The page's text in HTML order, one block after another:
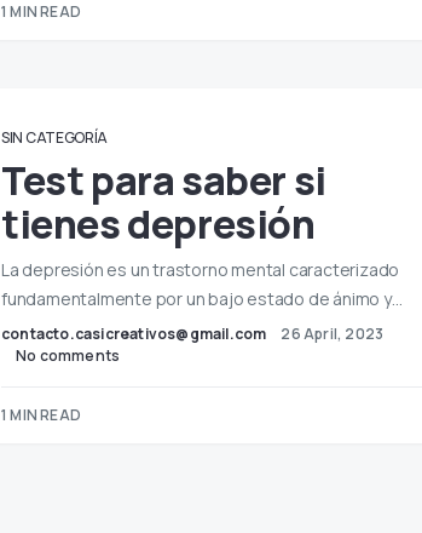
1 MIN READ
SIN CATEGORÍA
Test para saber si
tienes depresión
La depresión es un trastorno mental caracterizado
fundamentalmente por un bajo estado de ánimo y…
contacto.casicreativos@gmail.com
26 April, 2023
No comments
1 MIN READ